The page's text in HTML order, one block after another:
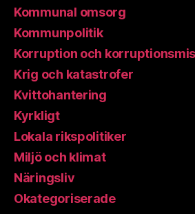
Kommunal omsorg
Kommunpolitik
Korruption och
Krig och katastrofer
Kvittohantering
Kyrkligt
Lokala rikspolitiker
Miljö och klimat
Näringsliv
Okategoriserade